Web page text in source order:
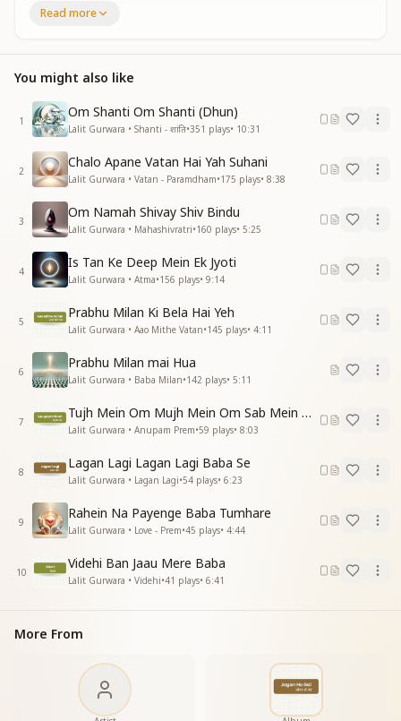
ज्ञान मे तेरे चलते चलते
देह की दुनिया छोड के बाबा
तुझ मे ही समाऊ
जोगन हो गयी
जोगन हो गयी
जोगन हो गयी
जोगन हो गयी
तेरे रूप का नुर जो छलके
दिव्य रतन बन जाऊ
आनंद के सागर मे झुलू
लहरों मे समाऊ
जोगन हो गयी
जोगन हो गयी
जोगन हो गयी
योग लगा मिलन मनाऊ
मैं पावन बन जाऊ
ज्ञान का अमृत पी के बाबा
अतिइंद्रिय सुख पाऊ
जोगन हो गयी
जोगन हो गयी….. तेरी बाबा
में तो जोगन हो गयी
जोगन हो गयी
जोगन हो गयी
_________
Read more
You might also like
1
Om Shanti Om Shanti (Dhun)
Lalit Gurwara • Shanti - शांति•351 plays• 10:31
2
Chalo Apane Vatan Hai Yah Suhani
Lalit Gurwara • Vatan - Paramdham•175 plays• 8:38
3
Om Namah Shivay Shiv Bindu
Lalit Gurwara • Mahashivratri•160 plays• 5:25
4
Is Tan Ke Deep Mein Ek Jyoti
Lalit Gurwara • Atma•156 plays• 9:14
5
Prabhu Milan Ki Bela Hai Yeh
Lalit Gurwara • Aao Mithe Vatan•145 plays• 4:11
6
Prabhu Milan mai Hua
Lalit Gurwara • Baba Milan•142 plays• 5:11
7
Tujh Mein Om Mujh Mein Om Sab Mein Om
Lalit Gurwara • Anupam Prem•59 plays• 8:03
8
Lagan Lagi Lagan Lagi Baba Se
Lalit Gurwara • Lagan Lagi•54 plays• 6:23
9
Rahein Na Payenge Baba Tumhare
Lalit Gurwara • Love - Prem•45 plays• 4:44
10
Videhi Ban Jaau Mere Baba
Lalit Gurwara • Videhi•41 plays• 6:41
More From